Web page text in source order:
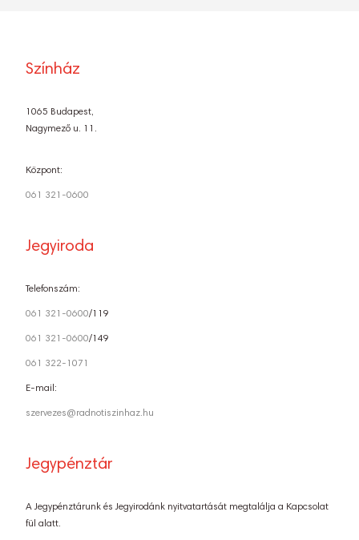
Színház
1065 Budapest,
Nagymező u. 11.
Központ:
061 321-0600
Jegyiroda
Telefonszám:
061 321-0600/119
061 321-0600/149
061 322-1071
E-mail:
szervezes@radnotiszinhaz.hu
Jegypénztár
A Jegypénztárunk és Jegyirodánk nyitvatartását megtalálja a Kapcsolat
fül alatt.